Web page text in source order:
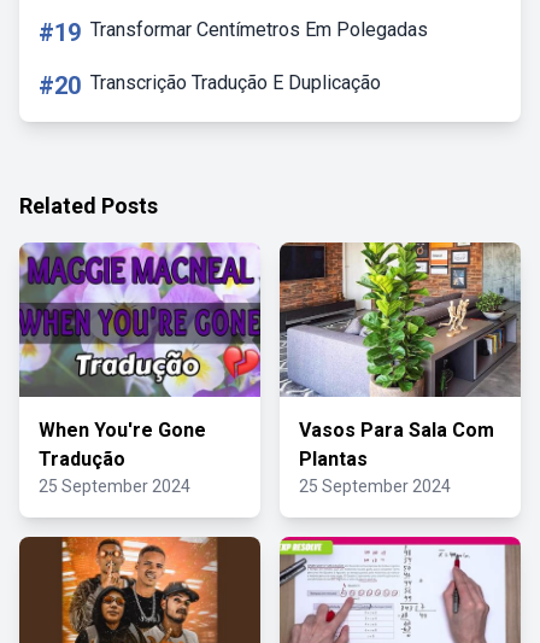
#19 Transformar Centímetros Em Polegadas
#20 Transcrição Tradução E Duplicação
Related Posts
When You're Gone
Tradução
25 September 2024
Vasos Para Sala Com
Plantas
25 September 2024